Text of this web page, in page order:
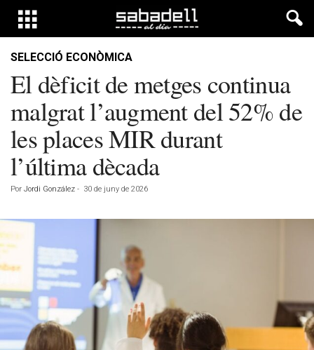
SELECCIÓ ECONÒMICA
El dèficit de metges continua
malgrat l’augment del 52% de
les places MIR durant
l’última dècada
Por Jordi González - 30 de juny de 2026